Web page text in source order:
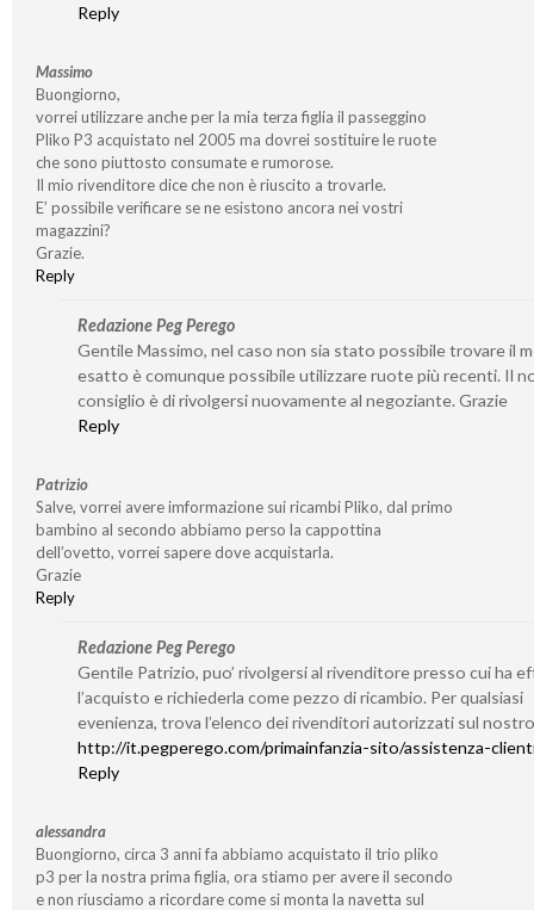
Reply
Massimo
Buongiorno,
vorrei utilizzare anche per la mia terza figlia il passeggino
Pliko P3 acquistato nel 2005 ma dovrei sostituire le ruote
che sono piuttosto consumate e rumorose.
Il mio rivenditore dice che non è riuscito a trovarle.
E’ possibile verificare se ne esistono ancora nei vostri
magazzini?
Grazie.
Reply
Redazione Peg Perego
Gentile Massimo, nel caso non sia stato possibile trovare il
esatto è comunque possibile utilizzare ruote più recenti. Il
consiglio è di rivolgersi nuovamente al negoziante. Grazie
Reply
Patrizio
Salve, vorrei avere imformazione sui ricambi Pliko, dal primo
bambino al secondo abbiamo perso la cappottina
dell’ovetto, vorrei sapere dove acquistarla.
Grazie
Reply
Redazione Peg Perego
Gentile Patrizio, puo’ rivolgersi al rivenditore presso cui ha
l’acquisto e richiederla come pezzo di ricambio. Per qualsiasi
evenienza, trova l’elenco dei rivenditori autorizzati sul
http://it.pegperego.com/primainfanzia-sito/assistenza-
Reply
alessandra
Buongiorno, circa 3 anni fa abbiamo acquistato il trio pliko
p3 per la nostra prima figlia, ora stiamo per avere il secondo
e non riusciamo a ricordare come si monta la navetta sul